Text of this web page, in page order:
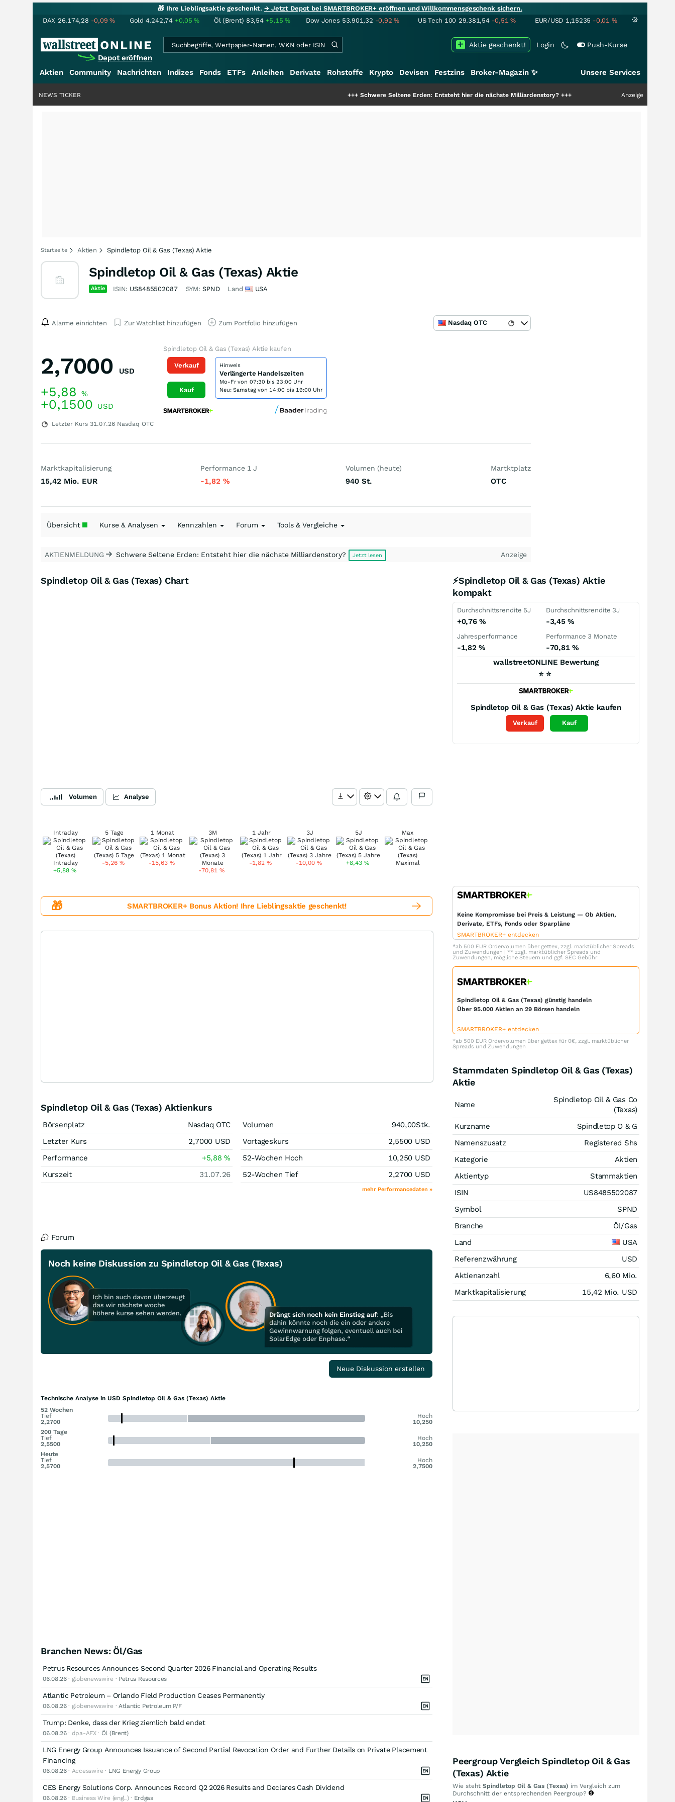
🎁 Ihre Lieblingsaktie geschenkt.→ Jetzt Depot bei SMARTBROKER+ eröffnen und Willkommensgeschenk sichern.
DAX 26.174,28 -0,09% Gold 4.242,74 +0,05% Öl (Brent) 83,54 +5,15% Dow Jones 53.901,32 -0,92% US Tech 100 29.381,54 -0,51% EUR/USD 1,15235 -0,01 %
Depot eröffnen
Login Push-Kurse
Aktie geschenkt!
Aktien Community Nachrichten Indizes Fonds ETFs Anleihen Derivate Rohstoffe Krypto Devisen Festzins Broker-Magazin ✨ Unsere Services
Schwere Seltene Erden: Entsteht hier die nächste Milliardenstory?+++ Anzeige
NEWS TICKER
Startseite Aktien Spindletop Oil & Gas (Texas) Aktie
Spindletop Oil & Gas (Texas) Aktie
Aktie ISIN: US8485502087 SYM: SPND Land USA
Alarme einrichten Zur Watchlist hinzufügen Zum Portfolio hinzufügen Nasdaq OTC
2,7000 USD
+5,88 %
+0,1500 USD
Letzter Kurs 31.07.26 Nasdaq OTC
Spindletop Oil & Gas (Texas) Aktie kaufen
Verkauf
Kauf
Hinweis
Verlängerte Handelszeiten
Mo-Fr von 07:30 bis 23:00 Uhr
Neu: Samstag von 14:00 bis 19:00 Uhr
Marktkapitalisierung
15,42 Mio. EUR
Performance 1 J
-1,82 %
Volumen (heute)
940 St.
Martktplatz
OTC
Übersicht Kurse & Analysen Kennzahlen Forum Tools & Vergleiche
AKTIENMELDUNG Schwere Seltene Erden: Entsteht hier die nächste Milliardenstory? Jetzt lesen Anzeige
Spindletop Oil & Gas (Texas) Chart
Volumen Analyse
Intraday
+5,88 %
5 Tage
-5,26 %
1 Monat
-15,63 %
3M
-70,81%
1 Jahr
-1,82%
3J
-10,00 %
5J
+8,43 %
Max
⚡Spindletop Oil & Gas (Texas) Aktie
kompakt
Durchschnittsrendite 5J
+0,76%
Durchschnittsrendite 3J
-3,45%
Jahresperformance
-1,82%
Performance 3 Monate
-70,81 %
wallstreetONLINE Bewertung
⭐ ⭐
Spindletop Oil & Gas (Texas) Aktie kaufen
Verkauf Kauf
🎁 SMARTBROKER+ Bonus Aktion! Ihre Lieblingsaktie geschenkt!
Spindletop Oil & Gas (Texas) Aktienkurs
Börsenplatz
Nasdaq OTC
Letzter Kurs
2,7000 USD
Performance
+5,88%
Kurszeit
31.07.26
Volumen 940,00Stk.
Vortageskurs
2,5500 USD
52-Wochen Hoch
10,250 USD
52-Wochen Tief
2,2700 USD
mehr Performancedaten »
Forum
Noch keine Diskussion zu Spindletop Oil & Gas (Texas)
Neue Diskussion erstellen
Technische Analyse in USD Spindletop Oil & Gas (Texas) Aktie
52 Wochen
Tief
2,2700
Hoch
10,250
200 Tage
Tief
2,5500
Hoch
10,250
Heute
Tief
2,5700
Hoch
2,7500
Branchen News: Öl/Gas
Petrus Resources Announces Second Quarter 2026 Financial and Operating Results
06.08.26· globenewswire · Petrus Resources
Atlantic Petroleum – Orlando Field Production Ceases Permanently
06.08.26· globenewswire · Atlantic Petroleum P/F
Trump: Denke, dass der Krieg ziemlich bald endet
06.08.26· dpa-AFX · Öl (Brent)
LNG Energy Group Announces Issuance of Second Partial Revocation Order and Further Details on Private Placement
Financing
06.08.26· Accesswire · LNG Energy Group
CES Energy Solutions Corp. Announces Record Q2 2026 Results and Declares Cash Dividend
06.08.26· Business Wire (engl.) · Erdgas
Keine Kompromisse bei Preis & Leistung — Ob Aktien,
Derivate, ETFs, Fonds oder Sparpläne
SMARTBROKER+ entdecken
*ab 500 EUR Ordervolumen über gettex, zzgl. marktüblicher Spreads
und Zuwendungen | ** zzgl. marktüblicher Spreads und
Zuwendungen, mögliche Steuern und ggf. SEC Gebühr
Spindletop Oil & Gas (Texas) günstig handeln
Über 95.000 Aktien an 29 Börsen handeln
SMARTBROKER+ entdecken
*ab 500 EUR Ordervolumen über gettex für 0€, zzgl. marktüblicher
Spreads und Zuwendungen
Stammdaten Spindletop Oil & Gas (Texas)
Aktie
Name
Spindletop Oil & Gas Co
(Texas)
Kurzname
Spindletop O & G
Namenszusatz
Registered Shs
Kategorie
Aktien
Aktientyp
Stammaktien
ISIN
US8485502087
Symbol
SPND
Branche
Öl/Gas
Land
USA
Referenzwährung
USD
Aktienanzahl
6,60 Mio.
Marktkapitalisierung
15,42 Mio. USD
Peergroup Vergleich Spindletop Oil & Gas
(Texas) Aktie
Wie steht Spindletop Oil & Gas (Texas) im Vergleich zum
Durchschnitt der entsprechenden Peergroup?